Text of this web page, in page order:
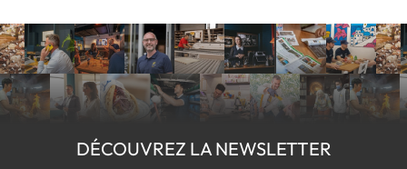
DÉCOUVREZ LA NEWSLETTER